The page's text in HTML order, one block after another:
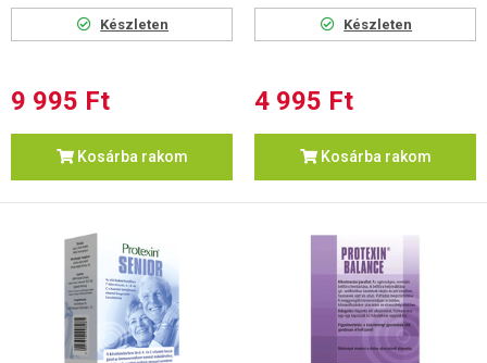
Készleten
9 995 Ft
Kosárba rakom
Készleten
4 995 Ft
Kosárba rakom